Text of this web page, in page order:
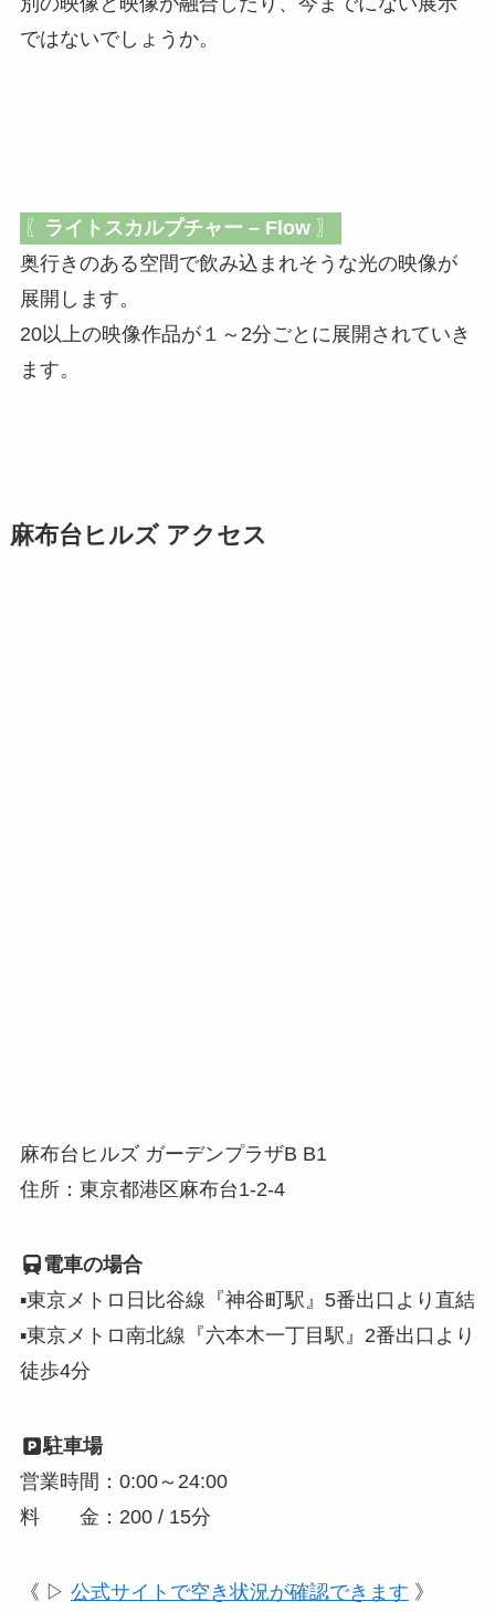
ではないでしょうか。
〖 ライトスカルプチャー – Flow 〗
奥行きのある空間で飲み込まれそうな光の映像が
展開します。
20以上の映像作品が１～2分ごとに展開されていき
ます。
麻布台ヒルズ アクセス
麻布台ヒルズ ガーデンプラザB B1
住所：東京都港区麻布台1-2-4
電車の場合
▪東京メトロ日比谷線『神谷町駅』5番出口より直結
▪東京メトロ南北線『六本木一丁目駅』2番出口より
徒歩4分
駐車場
営業時間：0:00～24:00
料 金：200 / 15分
《 ▷ 公式サイトで空き状況が確認できます 》